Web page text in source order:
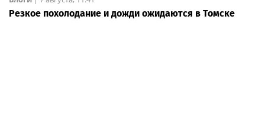
Резкое похолодание и дожди ожидаются в Томске